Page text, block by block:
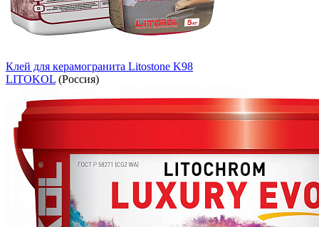
Клей для керамогранита Litostone K98
LITOKOL (Россия)